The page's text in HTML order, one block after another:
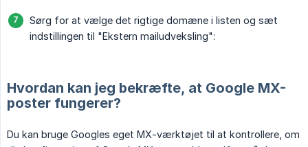
Sørg for at vælge det rigtige domæne i listen og sæt
indstillingen til "Ekstern mailudveksling":
Hvordan kan jeg bekræfte, at Google MX-
poster fungerer?
Du kan bruge Googles eget MX-værktøjet til at kontrollere, om